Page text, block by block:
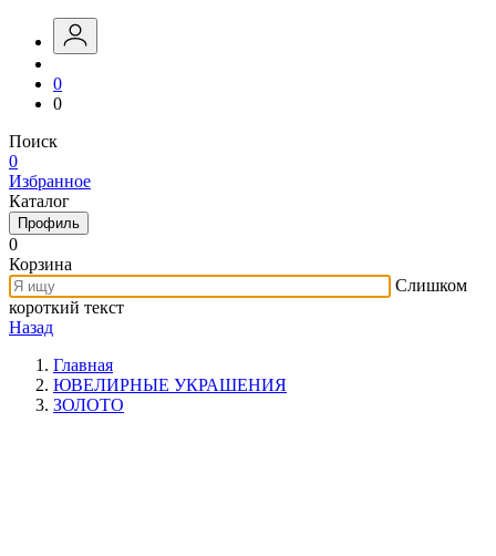
0
0
Поиск
0
Избранное
Каталог
Профиль
0
Корзина
Слишком
короткий текст
Назад
Главная
ЮВЕЛИРНЫЕ УКРАШЕНИЯ
ЗОЛОТО